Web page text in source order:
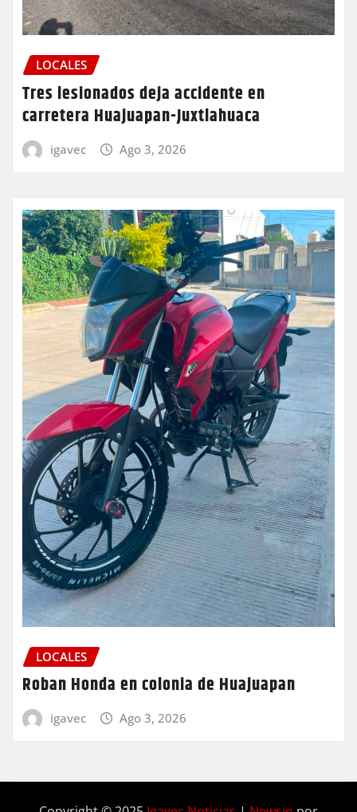
LOCALES
Tres lesionados deja accidente en
carretera Huajuapan-Juxtlahuaca
igavec Ago 3, 2026
LOCALES
Roban Honda en colonia de Huajuapan
igavec Ago 3, 2026